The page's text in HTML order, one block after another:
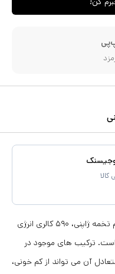
تخمه ژاپنی شور 250 گرم وجیسنک ۱۰۰ گرم تخمه ژاپنی، ۵۹۰ کالری انرژی
انرژی نهفته است. ترکیب های موجود در
آن می تواند از کم خونی،